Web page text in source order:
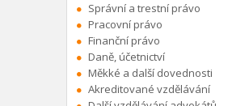
Správní a trestní právo
Pracovní právo
Finanční právo
Daně, účetnictví
Měkké a další dovednosti
Akreditované vzdělávání